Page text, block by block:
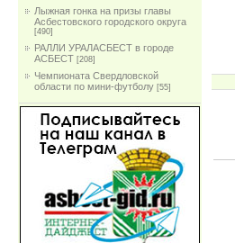
Лыжная гонка на призы главы
Асбестовского городского округа
[490]
РАЛЛИ УРАЛАСБЕСТ в городе
АСБЕСТ [208]
Чемпионата Свердловской
области по мини-футболу [55]